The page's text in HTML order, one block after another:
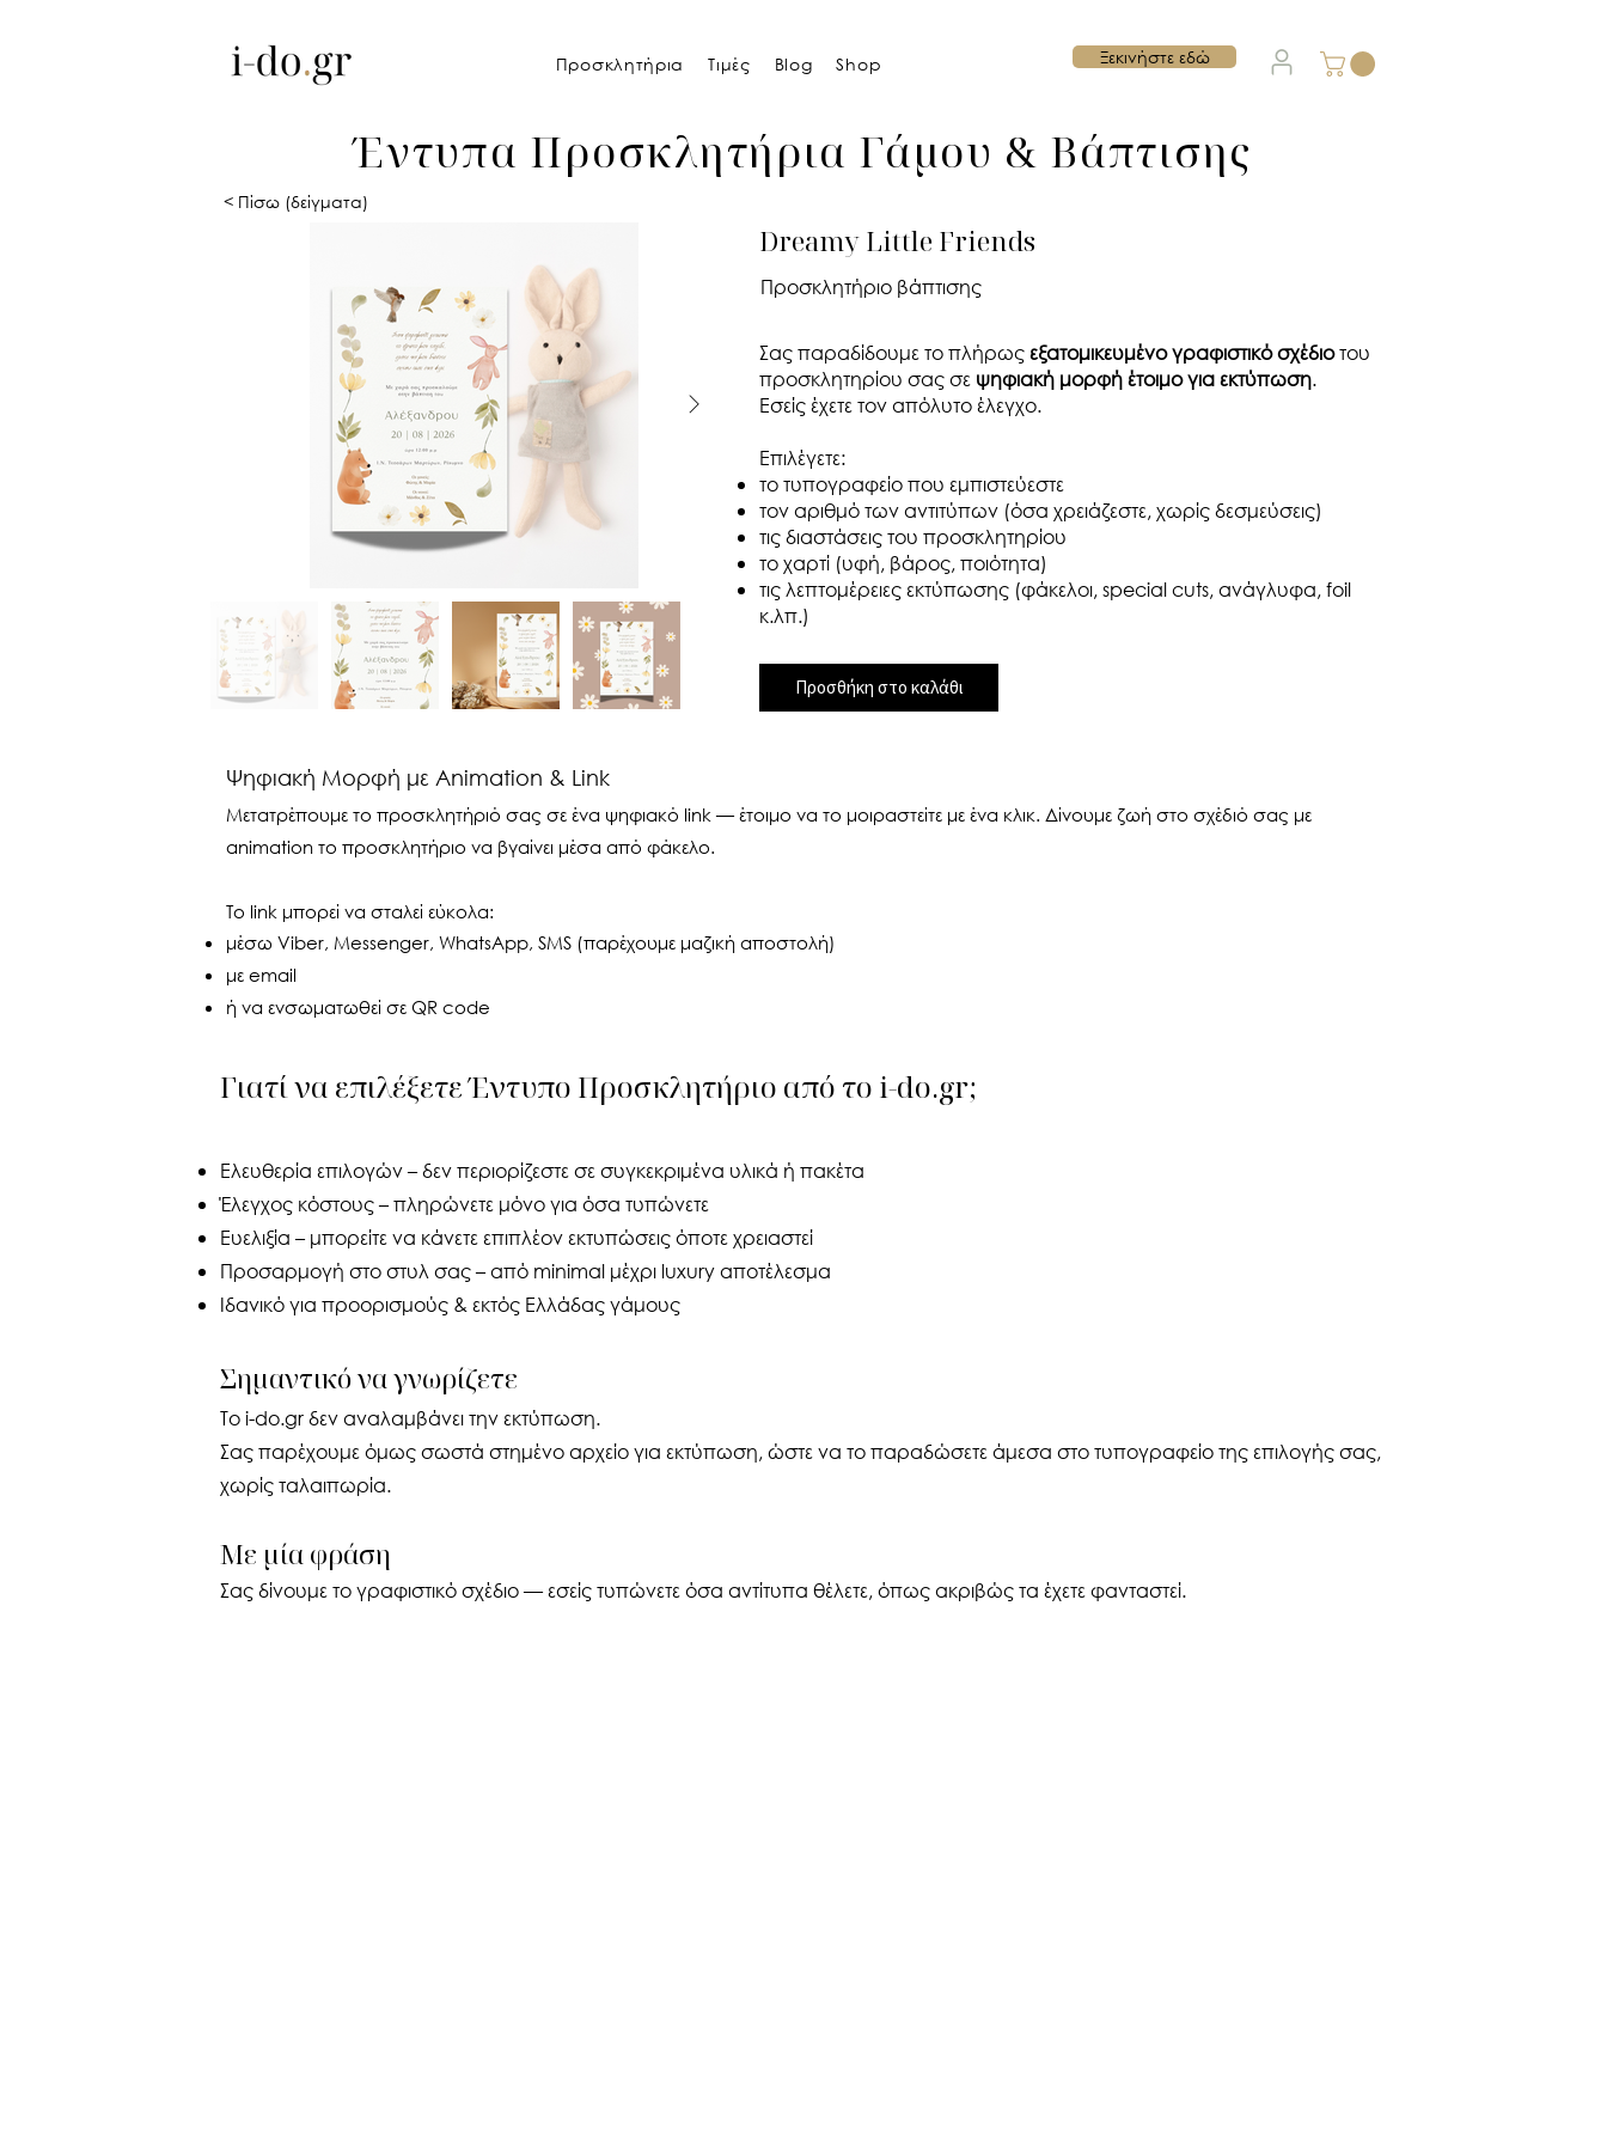
Ξεκινήστε εδώ
Προσκλητήρια Τιμές Blog Shop
Έντυπα Προσκλητήρια Γάμου & Βάπτισης
< Πίσω (δείγματα)
Dreamy Little Friends
Προσκλητήριο βάπτισης
Σας παραδίδουμε το πλήρωςεξατομικευμένο γραφιστικό σχέδιοτου
προσκλητηρίου σας σε ψηφιακή μορφή έτοιμο για εκτύπωση.
Εσείς έχετε τον απόλυτο έλεγχο.​
Επιλέγετε:
το τυπογραφείο που εμπιστεύεστε
τον αριθμό των αντιτύπων (όσα χρειάζεστε, χωρίς δεσμεύσεις)
τις διαστάσεις του προσκλητηρίου
το χαρτί (υφή, βάρος, ποιότητα)
τις λεπτομέρειες εκτύπωσης (φάκελοι, special cuts, ανάγλυφα, foil
κ.λπ.)
Προσθήκη στο καλάθι
Ψηφιακή Μορφή με Animation & Link
Μετατρέπουμε το προσκλητήριό σας σε ένα ψηφιακό link — έτοιμο να το μοιραστείτε με ένα κλικ. Δίνουμε ζωή στο σχέδιό σας με
animation το προσκλητήριο να βγαίνει μέσα από φάκελο.
Το link μπορεί να σταλεί εύκολα:
μέσω Viber, Messenger, WhatsApp, SMS (παρέχουμε μαζική αποστολή)
με email
ή να ενσωματωθεί σε QR code
Γιατί να επιλέξετε Έντυπο Προσκλητήριο από το i-do.gr;
Ελευθερία επιλογών – δεν περιορίζεστε σε συγκεκριμένα υλικά ή πακέτα
Έλεγχος κόστους – πληρώνετε μόνο για όσα τυπώνετε
Ευελιξία – μπορείτε να κάνετε επιπλέον εκτυπώσεις όποτε χρειαστεί
Προσαρμογή στο στυλ σας – από minimal μέχρι luxury αποτέλεσμα
Ιδανικό για προορισμούς & εκτός Ελλάδας γάμους
Σημαντικό να γνωρίζετε
Το i-do.gr δεν αναλαμβάνει την εκτύπωση.
Σας παρέχουμε όμως σωστά στημένο αρχείο για εκτύπωση, ώστε να το παραδώσετε άμεσα στο τυπογραφείο της επιλογής σας,
χωρίς ταλαιπωρία.
Με μία φράση
Σας δίνουμε το γραφιστικό σχέδιο — εσείς τυπώνετε όσα αντίτυπα θέλετε, όπως ακριβώς τα έχετε φανταστεί.